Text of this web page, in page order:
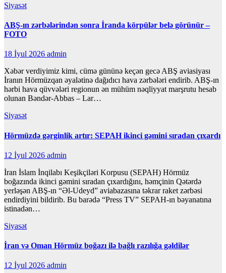
Siyasət
ABŞ-ın zərbələrindən sonra İranda körpülər belə görünür –
FOTO
18 İyul 2026 admin
Xəbər verdiyimiz kimi, cümə gününə keçən gecə ABŞ aviasiyası
İranın Hörmüzqan əyalətinə dağıdıcı hava zərbələri endirib. ABŞ-ın
hərbi hava qüvvələri regionun ən mühüm nəqliyyat marşrutu hesab
olunan Bəndər-Abbas – Lar…
Siyasət
Hörmüzdə gərginlik artır: SEPAH ikinci gəmini sıradan çıxardı
12 İyul 2026 admin
İran İslam İnqilabı Keşikçiləri Korpusu (SEPAH) Hörmüz
boğazında ikinci gəmini sıradan çıxardığını, həmçinin Qətərdə
yerləşən ABŞ-ın “Əl-Udeyd” aviabazasına təkrar raket zərbəsi
endirdiyini bildirib. Bu barədə “Press TV” SEPAH-ın bəyanatına
istinadən…
Siyasət
İran və Oman Hörmüz boğazı ilə bağlı razılığa gəldilər
12 İyul 2026 admin